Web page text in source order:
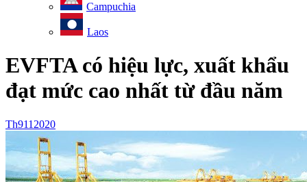
Campuchia
Laos
EVFTA có hiệu lực, xuất khẩu
đạt mức cao nhất từ đầu năm
Th911 2020